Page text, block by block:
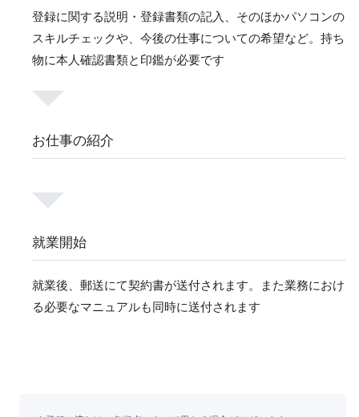
登録に関する説明・登録書類の記入、そのほかパソコンの
スキルチェックや、今後の仕事についての希望など。持ち
物に本人確認書類と印鑑が必要です
お仕事の紹介
就業開始
就業後、郵送にて契約書が送付されます。また業務におけ
る必要なマニュアルも同時に送付されます